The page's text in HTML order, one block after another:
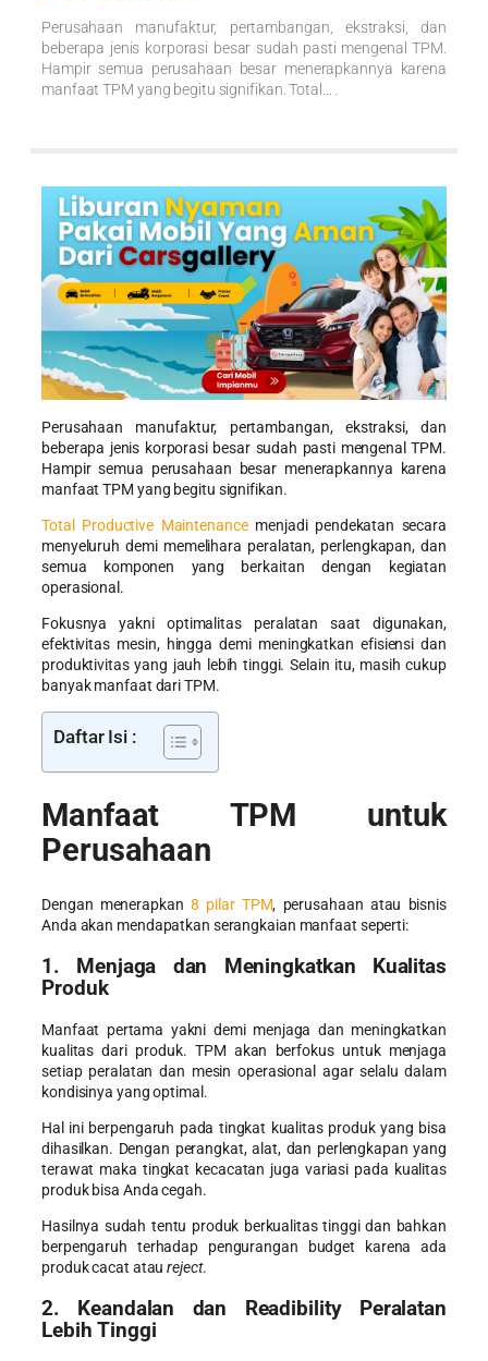
Perusahaan manufaktur, pertambangan, ekstraksi, dan
beberapa jenis korporasi besar sudah pasti mengenal TPM.
Hampir semua perusahaan besar menerapkannya karena
manfaat TPM yang begitu signifikan. Total... .
Perusahaan manufaktur, pertambangan, ekstraksi, dan
beberapa jenis korporasi besar sudah pasti mengenal TPM.
Hampir semua perusahaan besar menerapkannya karena
manfaat TPM yang begitu signifikan.
Total Productive Maintenance menjadi pendekatan secara
menyeluruh demi memelihara peralatan, perlengkapan, dan
semua komponen yang berkaitan dengan kegiatan
operasional.
Fokusnya yakni optimalitas peralatan saat digunakan,
efektivitas mesin, hingga demi meningkatkan efisiensi dan
produktivitas yang jauh lebih tinggi. Selain itu, masih cukup
banyak manfaat dari TPM.
Daftar Isi :
Manfaat TPM untuk
Perusahaan
Dengan menerapkan 8 pilar TPM, perusahaan atau bisnis
Anda akan mendapatkan serangkaian manfaat seperti:
1. Menjaga dan Meningkatkan Kualitas
Produk
Manfaat pertama yakni demi menjaga dan meningkatkan
kualitas dari produk. TPM akan berfokus untuk menjaga
setiap peralatan dan mesin operasional agar selalu dalam
kondisinya yang optimal.
Hal ini berpengaruh pada tingkat kualitas produk yang bisa
dihasilkan. Dengan perangkat, alat, dan perlengkapan yang
terawat maka tingkat kecacatan juga variasi pada kualitas
produk bisa Anda cegah.
Hasilnya sudah tentu produk berkualitas tinggi dan bahkan
berpengaruh terhadap pengurangan budget karena ada
produk cacat ataureject.
2. Keandalan dan Readibility Peralatan
Lebih Tinggi